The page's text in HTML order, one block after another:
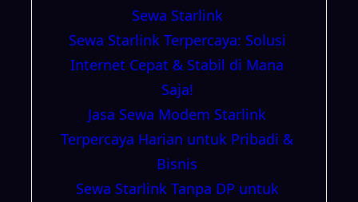
Sewa Starlink
Sewa Starlink Terpercaya: Solusi
Internet Cepat & Stabil di Mana
Saja!
Jasa Sewa Modem Starlink
Terpercaya Harian untuk Pribadi &
Bisnis
Sewa Starlink Tanpa DP untuk